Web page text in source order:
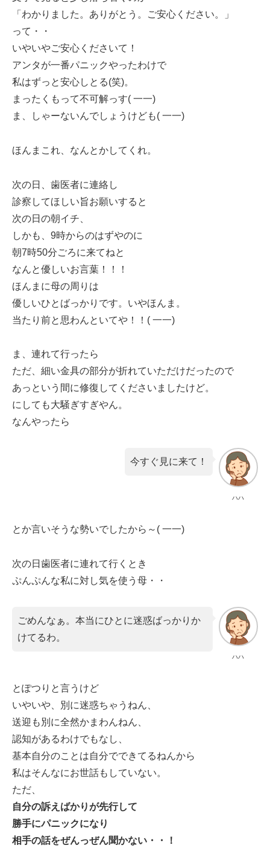
「わかりました。ありがとう。ご安心ください。」
って・・
いやいやご安心くださいて！
アンタが一番パニックやったわけで
私はずっと安心しとる(笑)。
まったくもって不可解っす( 一一)
ま、しゃーないんでしょうけども( 一一)
ほんまこれ、なんとかしてくれ。
次の日、歯医者に連絡し
診察してほしい旨お願いすると
次の日の朝イチ、
しかも、9時からのはずやのに
朝7時50分ごろに来てねと
なんと優しいお言葉！！！
ほんまに母の周りは
優しいひとばっかりです。いやほんま。
当たり前と思わんといてや！！( 一一)
ま、連れて行ったら
ただ、細い金具の部分が折れていただけだったので
あっという間に修復してくださいましたけど。
にしても大騒ぎすぎやん。
なんやったら
ハハ
今すぐ見に来て！
とか言いそうな勢いでしたから～( 一一)
次の日歯医者に連れて行くとき
ぷんぷんな私に対し気を使う母・・
ハハ
ごめんなぁ。本当にひとに迷惑ばっかりか
けてるわ。
とぽつりと言うけど
いやいや、別に迷惑ちゃうねん、
送迎も別に全然かまわんねん、
認知があるわけでもなし、
基本自分のことは自分でできてるねんから
私はそんなにお世話もしていない。
ただ、
自分の訴えばかりが先行して
勝手にパニックになり
相手の話をぜんっぜん聞かない・・！